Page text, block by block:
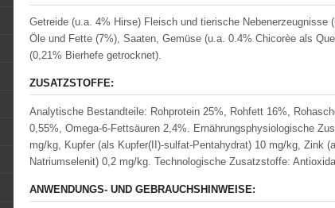
Getreide (u.a. 4% Hirse) Fleisch und tierische
Öle und Fette (7%), Saaten, Gemüse (u.a. 0.4% Chicorèe als
(0,21% Bierhefe getrocknet).
ZUSATZSTOFFE:
Analytische Bestandteile: Rohprotein 25%, Rohfett 16%,
0,55%, Omega-6-Fettsäuren 2,4%. Ernährungsphysiologische
mg/kg, Kupfer (als Kupfer(II)-sulfat-Pentahydrat) 10 mg/kg, Zink
Natriumselenit) 0,2 mg/kg. Technologische Zusatzstoffe:
ANWENDUNGS- UND GEBRAUCHSHINWEISE: